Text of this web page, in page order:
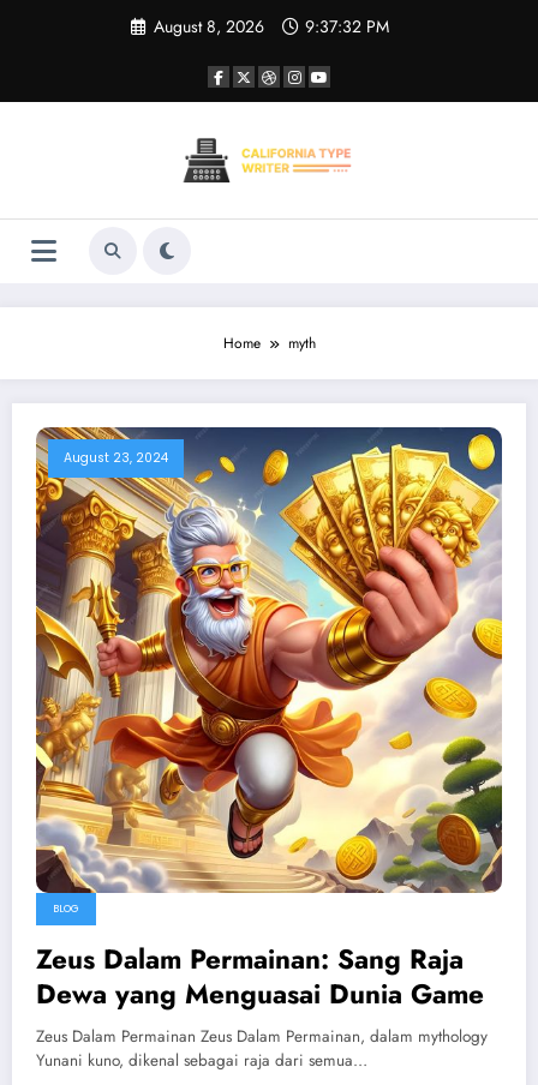
August 8, 2026 9:37:33 PM
Home myth
August 23, 2024
BLOG
Zeus Dalam Permainan: Sang Raja
Dewa yang Menguasai Dunia Game
Zeus Dalam Permainan Zeus Dalam Permainan, dalam mythology
Yunani kuno, dikenal sebagai raja dari semua…